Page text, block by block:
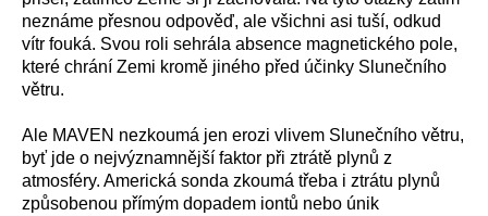
neznáme přesnou odpověď, ale všichni asi tuší, odkud
vítr fouká. Svou roli sehrála absence magnetického pole,
které chrání Zemi kromě jiného před účinky Slunečního
větru.
Ale MAVEN nezkoumá jen erozi vlivem Slunečního větru,
byť jde o nejvýznamnější faktor při ztrátě plynů z
atmosféry. Americká sonda zkoumá třeba i ztrátu plynů
způsobenou přímým dopadem iontů nebo únik